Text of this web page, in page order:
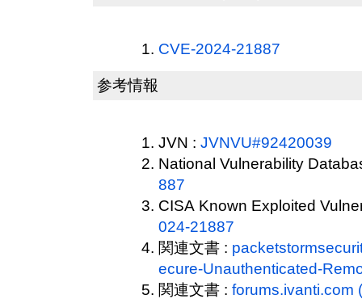
CVE-2024-21887
参考情報
JVN : JVNVU#92420039
National Vulnerability
887
CISA Known Exploited
024-21887
関連文書 :
ecure-Unauthenticated-
関連文書 : forums.ivanti.com